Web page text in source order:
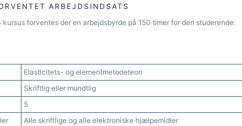
ARBEJDSINDSATS
kursus forventes der en arbejdsbyrde på 150 timer for den studerende.
Elasticitets- og elementmetodeteori
Skriftlig eller mundtlig
5
Alle skriftlige og alle elektroniske hjælpemidler